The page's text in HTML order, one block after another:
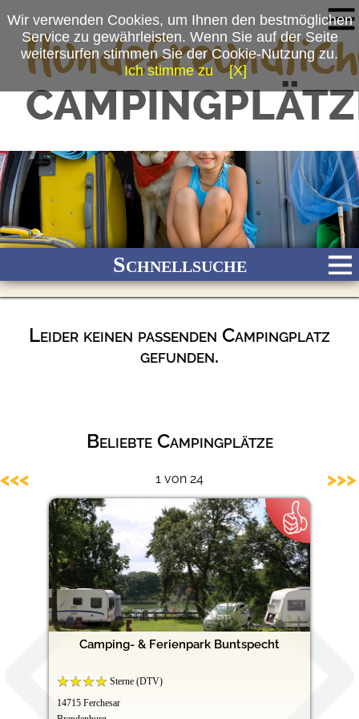
Schnellsuche
Bach Fluss Meer Gebirge See
Wald/Wiesen
Ganzjährig geöffnet
Leider keinen passenden Campingplatz
gefunden.
Beliebte Campingplätze
Camping- & Ferienpark Buntspecht
Sterne (DTV)
14715 Ferchesar
1 von 24
<<< >>>
Wir verwenden Cookies, um Ihnen den bestmöglichen
Service zu gewährleisten. Wenn Sie auf der Seite
weitersurfen stimmen Sie der Cookie-Nutzung zu.
Ich stimme zu
[X]